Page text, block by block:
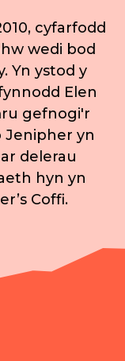
cyfarfodd
wedi bod
Yn ystod y
Elen
gefnogi'r
Jenipher yn
delerau
hyn yn
Coffi.